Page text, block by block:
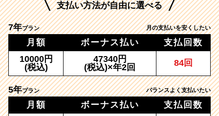
支払い方法が自由に選べる
7年プラン 月の支払いを安くしたい
月額 ボーナス払い
支払回数
10000円
(税込)
47340円
(税込)×年2回
84回
5年プラン バランスよく支払いたい
月額 ボーナス払い
支払回数